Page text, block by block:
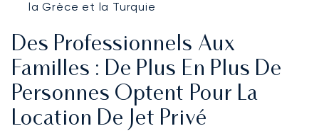
la Grèce et la Turquie
Des Professionnels Aux
Familles : De Plus En Plus De
Personnes Optent Pour La
Location De Jet Privé